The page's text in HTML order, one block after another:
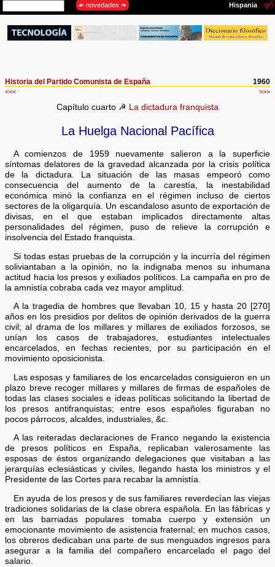
Historia del Partido Comunista de España 1960
<<< >>>
Capítulo cuarto ☭ La dictadura franquista
La Huelga Nacional Pacífica
A comienzos de 1959 nuevamente salieron a la superficie
síntomas delatores de la gravedad alcanzada por la crisis política
de la dictadura. La situación de las masas empeoró como
consecuencia del aumento de la carestía, la inestabilidad
económica minó la confianza en el régimen incluso de ciertos
sectores de la oligarquía. Un escandaloso asunto de exportación de
divisas, en el que estaban implicados directamente altas
personalidades del régimen, puso de relieve la corrupción e
insolvencia del Estado franquista.
Si todas estas pruebas de la corrupción y la incurría del régimen
soliviantaban a la opinión, no la indignaba menos su inhumana
actitud hacia los presos y exiliados políticos. La campaña en pro de
la amnistía cobraba cada vez mayor amplitud.
A la tragedia de hombres que llevaban 10, 15 y hasta 20 [270]
años en los presidios por delitos de opinión derivados de la guerra
civil; al drama de los millares y millares de exiliados forzosos, se
unían los casos de trabajadores, estudiantes intelectuales
encarcelados, en fechas recientes, por su participación en el
movimiento oposicionista.
Las esposas y familiares de los encarcelados consiguieron en un
plazo breve recoger millares y millares de firmas de españoles de
todas las clases sociales e ideas políticas solicitando la libertad de
los presos antifranquistas; entre esos españoles figuraban no
pocos párrocos, alcaldes, industriales, &c.
A las reiteradas declaraciones de Franco negando la existencia
de presos políticos en España, replicaban valerosamente las
esposas de éstos organizando delegaciones que visitaban a las
jerarquías eclesiásticas y civiles, llegando hasta los ministros y el
Presidente de las Cortes para recabar la amnistía.
En ayuda de los presos y de sus familiares reverdecían las viejas
tradiciones solidarias de la clase obrera española. En las fábricas y
en las barriadas populares tomaba cuerpo y extensión un
emocionante movimiento de asistencia fraternal; en muchos casos,
los obreros dedicaban una parte de sus menguados ingresos para
asegurar a la familia del compañero encarcelado el pago del
salario.